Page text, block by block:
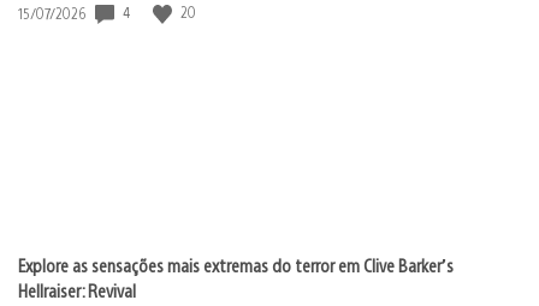
Data
15/07/2026 4 20
Explore as sensações mais extremas do terror em Clive Barker’s
Hellraiser: Revival